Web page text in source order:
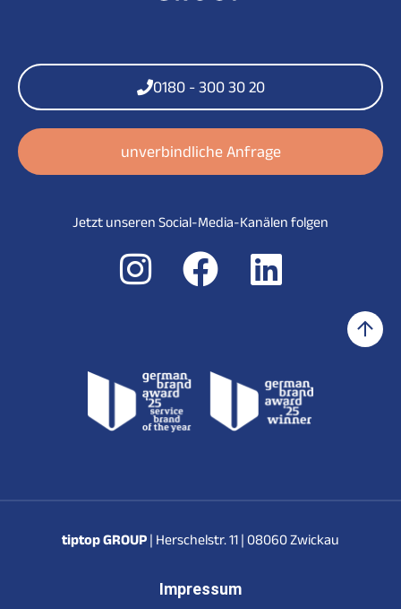
0180 - 300 30 20
unverbindliche Anfrage
Jetzt unseren Social-Media-Kanälen folgen
tiptop GROUP | Herschelstr. 11 | 08060 Zwickau
Impressum